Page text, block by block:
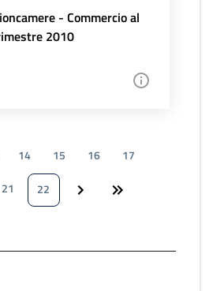
- Commercio al
2010
14 15 16
17
21 22